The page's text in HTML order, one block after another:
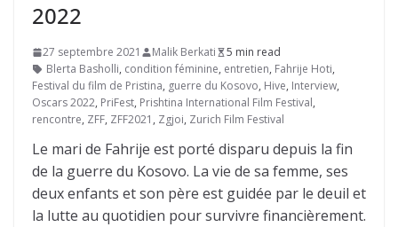
2022
27 septembre 2021 Malik Berkati
5 min read
Blerta Basholli, condition féminine, entretien, Fahrije Hoti,
Festival du film de Pristina, guerre du Kosovo, Hive, Interview,
Oscars 2022, PriFest, Prishtina International Film Festival,
rencontre, ZFF, ZFF2021 , Zgjoi, Zurich Film Festival
Le mari de Fahrije est porté disparu depuis la fin
de la guerre du Kosovo. La vie de sa femme, ses
deux enfants et son père est guidée par le deuil et
la lutte au quotidien pour survivre financièrement.